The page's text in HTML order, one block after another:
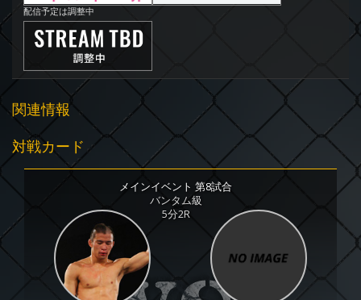
配信予定は調整中
関連情報
対戦カード
メインイベント 第8試合
バンタム級
5分2R